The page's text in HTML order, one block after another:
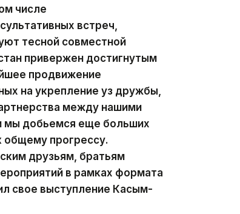
числе
встреч,
тесной совместной
привержен достигнутым
продвижение
на укрепление уз дружбы,
между нашими
мы добьемся еще больших
общему прогрессу.
друзьям, братьям
в рамках формата
свое выступление Касым-